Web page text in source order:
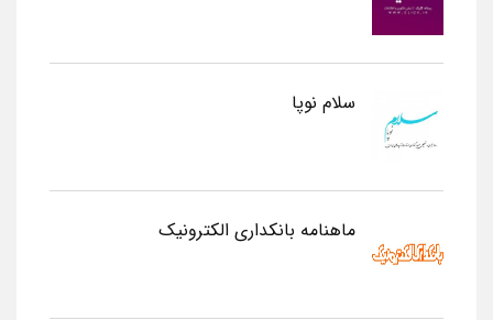
سلام نوپا
ماهنامه بانکداری الکترونیک